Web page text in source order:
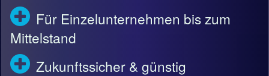
Für Einzelunternehmen bis zum
Mittelstand
Zukunftssicher & günstig